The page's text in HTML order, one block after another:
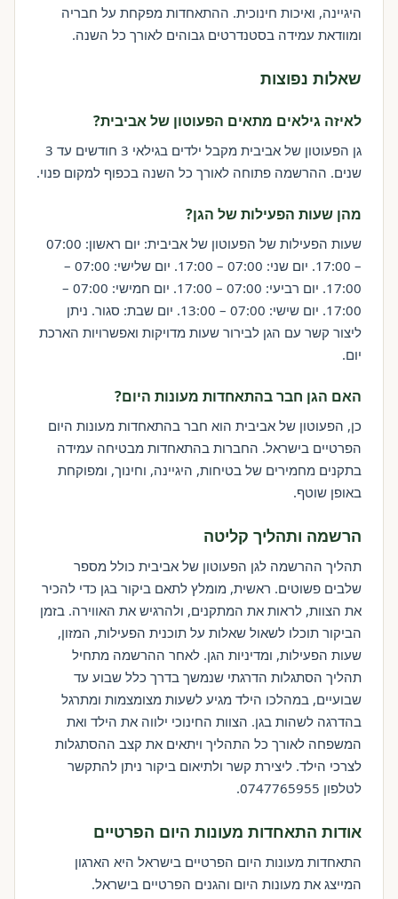
היגיינה, ואיכות חינוכית. ההתאחדות מפקחת על חבריה
ומוודאת עמידה בסטנדרטים גבוהים לאורך כל השנה.
שאלות נפוצות
לאיזה גילאים מתאים הפעוטון של אביבית?
גן הפעוטון של אביבית מקבל ילדים בגילאי 3 חודשים עד 3
שנים. ההרשמה פתוחה לאורך כל השנה בכפוף למקום פנוי.
מהן שעות הפעילות של הגן?
שעות הפעילות של הפעוטון של אביבית: יום ראשון: 07:00
– 17:00. יום שני: 07:00 – 17:00. יום שלישי: 07:00 –
17:00. יום רביעי: 07:00 – 17:00. יום חמישי: 07:00 –
17:00. יום שישי: 07:00 – 13:00. יום שבת: סגור. ניתן
ליצור קשר עם הגן לבירור שעות מדויקות ואפשרויות הארכת
יום.
האם הגן חבר בהתאחדות מעונות היום?
כן, הפעוטון של אביבית הוא חבר בהתאחדות מעונות היום
הפרטיים בישראל. החברות בהתאחדות מבטיחה עמידה
בתקנים מחמירים של בטיחות, היגיינה, וחינוך, ומפוקחת
באופן שוטף.
הרשמה ותהליך קליטה
תהליך ההרשמה לגן הפעוטון של אביבית כולל מספר
שלבים פשוטים. ראשית, מומלץ לתאם ביקור בגן כדי להכיר
את הצוות, לראות את המתקנים, ולהרגיש את האווירה. בזמן
הביקור תוכלו לשאול שאלות על תוכנית הפעילות, המזון,
שעות הפעילות, ומדיניות הגן. לאחר ההרשמה מתחיל
תהליך הסתגלות הדרגתי שנמשך בדרך כלל שבוע עד
שבועיים, במהלכו הילד מגיע לשעות מצומצמות ומתרגל
בהדרגה לשהות בגן. הצוות החינוכי ילווה את הילד ואת
המשפחה לאורך כל התהליך ויתאים את קצב ההסתגלות
לצרכי הילד. ליצירת קשר ולתיאום ביקור ניתן להתקשר
לטלפון 0747765955.
אודות התאחדות מעונות היום הפרטיים
התאחדות מעונות היום הפרטיים בישראל היא הארגון
המייצג את מעונות היום והגנים הפרטיים בישראל.